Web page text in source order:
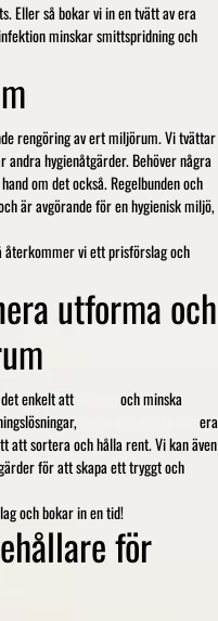
Eller så bokar vi in en tvätt av era
minskar smittspridning och
rengöring av ert miljörum. Vi tvättar
hygienåtgärder. Behöver några
om det också. Regelbunden och
är avgörande för en hygienisk miljö,
återkommer vi ett prisförslag och
utforma och
enkelt att
och minska
era
att sortera och hålla rent. Vi kan även
för att skapa ett tryggt och
och bokar in en tid!
för